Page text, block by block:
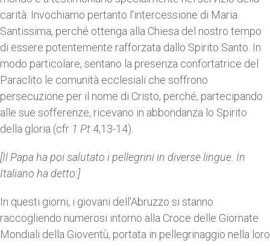
carità. Invochiamo pertanto l'intercessione di Maria
Santissima, perché ottenga alla Chiesa del nostro tempo
di essere potentemente rafforzata dallo Spirito Santo. In
modo particolare, sentano la presenza confortatrice del
Paraclito le comunità ecclesiali che soffrono
persecuzione per il nome di Cristo, perché, partecipando
alle sue sofferenze, ricevano in abbondanza lo Spirito
della gloria (cfr 1 Pt 4,13-14).
[Il Papa ha poi salutato i pellegrini in diverse lingue. In
Italiano ha detto:]
In questi giorni, i giovani dell'Abruzzo si stanno
raccogliendo numerosi intorno alla Croce delle Giornate
Mondiali della Gioventù, portata in pellegrinaggio nella loro